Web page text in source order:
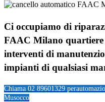
Ci occupiamo di
FAAC Milano
interventi di
impianti di qualsiasi
Chiama 02 89601329 per
Musocco